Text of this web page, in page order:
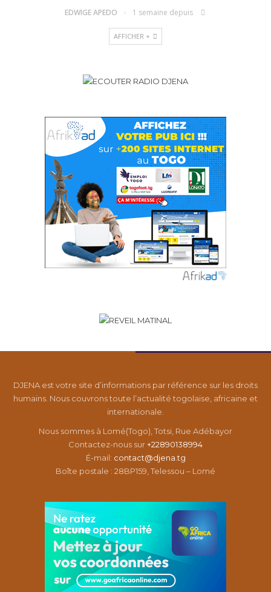
EDWIGE APEDO 1 semaine depuis
AFFICHER +
DJENA est votre site d’informations par référence sur les droits
humains. Nous couvrons toute l’actualité togolaise, africaine et
internationale.
Nous sommes à Lomé(Togo), Totsi, Rue Adébayor
Contactez-nous sur+22890138994
É-mail: contact@djena.tg
Boîte postale : 28BP159, Telessou – Lomé